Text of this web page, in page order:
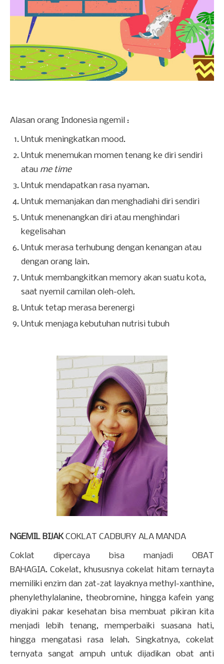
Alasan orang Indonesia ngemil :
Untuk meningkatkan mood.
Untuk menemukan momen tenang ke diri sendiri
atau me time
Untuk mendapatkan rasa nyaman.
Untuk memanjakan dan menghadiahi diri sendiri
Untuk menenangkan diri atau menghindari
kegelisahan
Untuk merasa terhubung dengan kenangan atau
dengan orang lain.
Untuk membangkitkan memory akan suatu kota,
saat nyemil camilan oleh-oleh.
Untuk tetap merasa berenergi
Untuk menjaga kebutuhan nutrisi tubuh
NGEMIL BIJAKCOKLAT CADBURY ALA MANDA
Coklat dipercaya bisa manjadi OBAT
BAHAGIA.Cokelat, khususnya cokelat hitam ternayta
memiliki enzim dan zat-zat layaknya methyl-xanthine,
phenylethylalanine, theobromine, hingga kafein yang
diyakini pakar kesehatan bisa membuat pikiran kita
menjadi lebih tenang, memperbaiki suasana hati,
hingga mengatasi rasa lelah. Singkatnya, cokelat
ternyata sangat ampuh untuk dijadikan obat anti